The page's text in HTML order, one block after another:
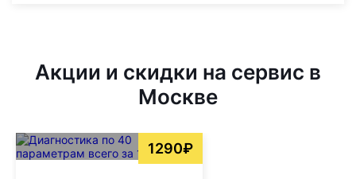
Акции и скидки на сервис в
Москве
1290₽